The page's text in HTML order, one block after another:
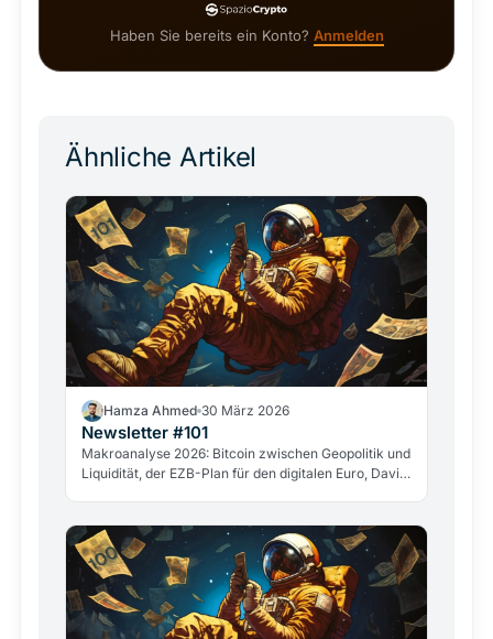
Haben Sie bereits ein Konto? Anmelden
Ähnliche Artikel
Hamza Ahmed 30 März 2026
Newsletter #101
Makroanalyse 2026: Bitcoin zwischen Geopolitik und
Liquidität, der EZB-Plan für den digitalen Euro, David